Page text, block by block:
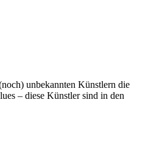
unbekannten Künstlern die
– diese Künstler sind in den